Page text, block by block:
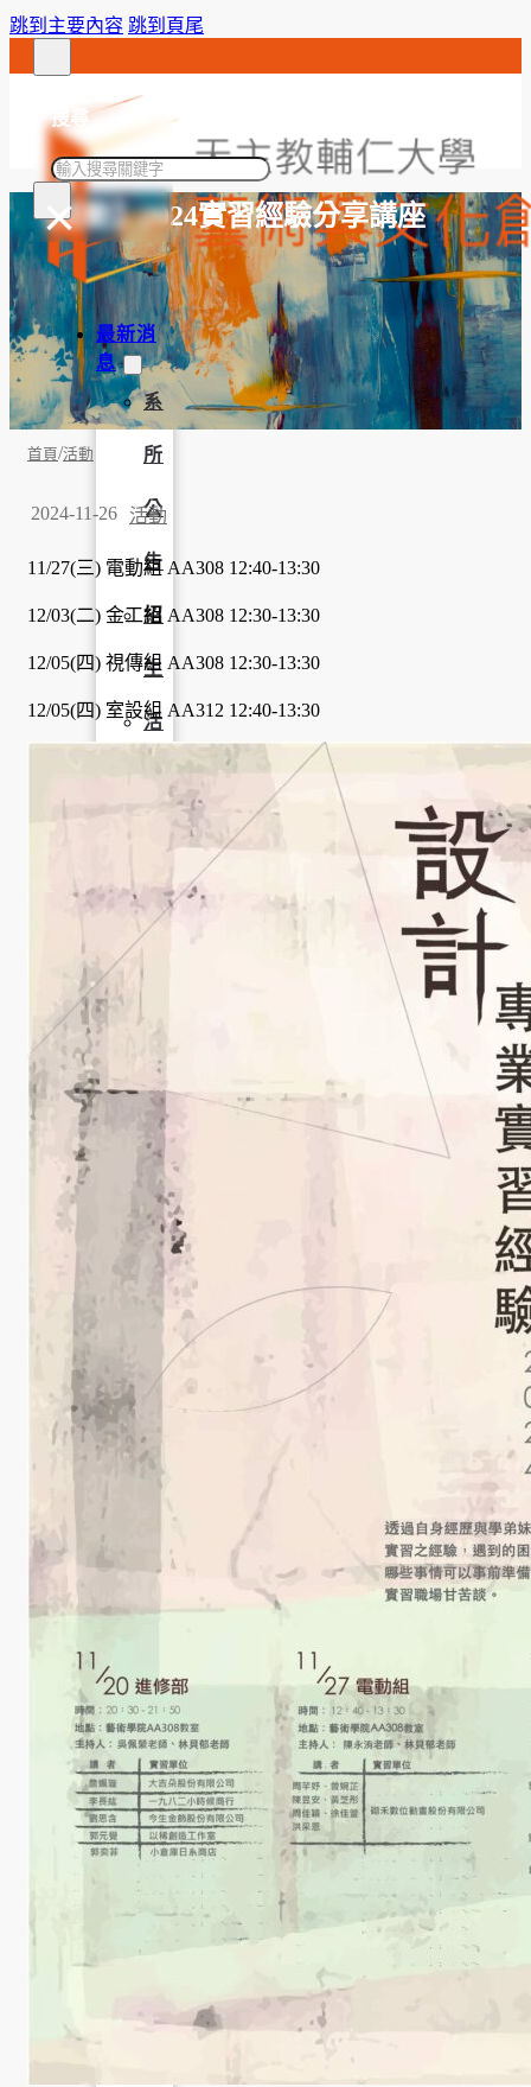
跳到主要內容 跳到頁尾
搜尋
搜
×
最新消
息
系
所
公
告
招
生
活
動
榜
學
金
學程簡
招生資
訊
成果發
社
會
責
任
【活動】2024實習經驗分享講座
首頁/活動
2024-11-26 活動
11/27(三) 電動組 AA308 12:40-13:30
12/03(二) 金工組 AA308 12:30-13:30
12/05(四) 視傳組 AA308 12:30-13:30
12/05(四) 室設組 AA312 12:40-13:30